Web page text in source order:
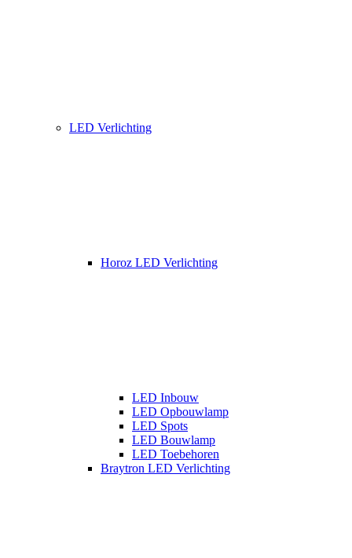
LED Verlichting
Horoz LED Verlichting
LED Inbouw
LED Opbouwlamp
LED Spots
LED Bouwlamp
LED Toebehoren
Braytron LED Verlichting